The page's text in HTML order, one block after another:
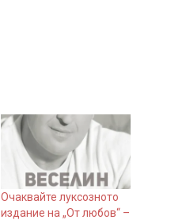
Очаквайте луксозното
издание на „От любов“ –